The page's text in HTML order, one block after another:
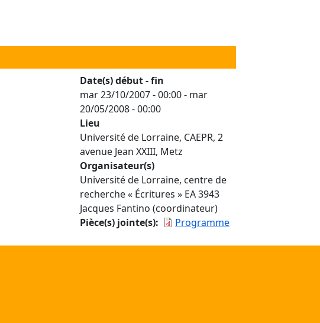
Date(s) début - fin
mar 23/10/2007 - 00:00- mar
20/05/2008 - 00:00
Lieu
Université de Lorraine, CAEPR, 2
avenue Jean XXIII, Metz
Organisateur(s)
Université de Lorraine, centre de
recherche « Écritures » EA 3943
Jacques Fantino (coordinateur)
Pièce(s) jointe(s)
Programme